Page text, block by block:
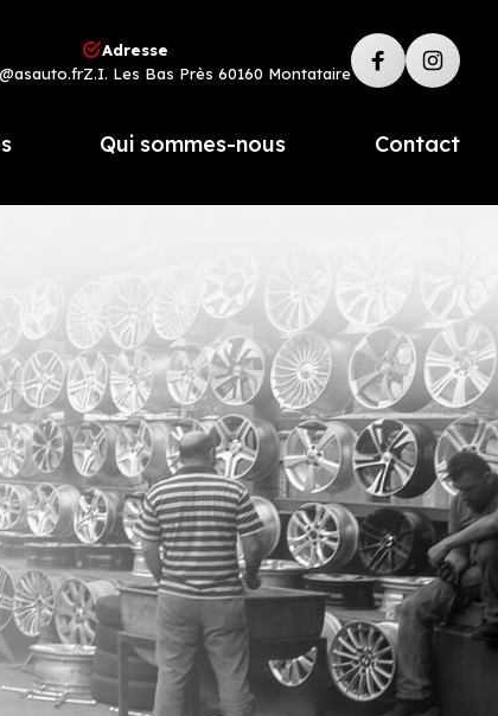
Adresse
Z.I. Les Bas Près 60160 Montataire
Qui sommes-nous Contact